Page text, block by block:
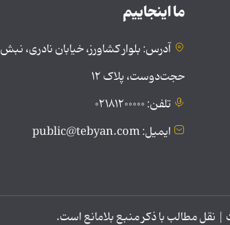
ما اینجاییم
آدرس: بلوار کشاورز، خیابان نادری، نبش
حجت‌دوست، پلاک ۱۲
تلفن: ۰۲۱۸۱۲۰۰۰۰۰
ایمیل: public@tebyan.com
مطالب با ذکر منبع بلامانع است.